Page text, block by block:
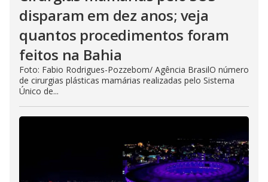
disparam em dez anos; veja
quantos procedimentos foram
feitos na Bahia
Foto: Fabio Rodrigues-Pozzebom/ Agência BrasilO número
de cirurgias plásticas mamárias realizadas pelo Sistema
Único de...